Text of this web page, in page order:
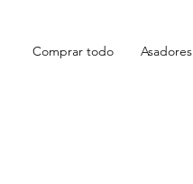
Comprar todo Asadores